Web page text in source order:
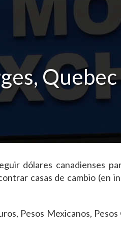
Quebec
dólares canadienses
casas de cambio (en
Pesos Mexicanos,